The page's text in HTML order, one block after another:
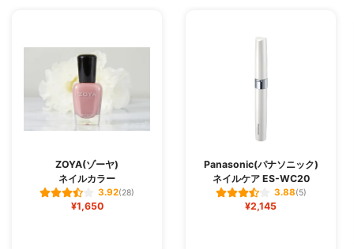
ZOYA(ゾーヤ)
ネイルカラー
3.92(28)
¥1,650
Panasonic(パナソニック)
ネイルケア ES-WC20
3.88(5)
¥2,145